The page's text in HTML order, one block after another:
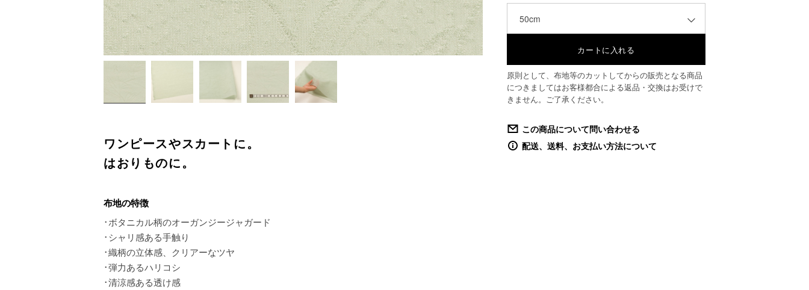
50cm
原則として、布地等のカットしてからの販売となる商品
につきましてはお客様都合による返品・交換はお受けで
きません。ご了承ください。
この商品について問い合わせる
配送、送料、お支払い方法について
ワンピースやスカートに。
はおりものに。
布地の特徴
･ボタニカル柄のオーガンジージャガード
･シャリ感ある手触り
･織柄の立体感、クリアーなツヤ
･弾力あるハリコシ
･清涼感ある透け感